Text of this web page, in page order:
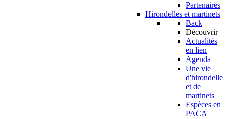
Partenaires
Hirondelles et martinets
Back
Découvrir
Actualités
en lien
Agenda
Une vie
d'hirondelle
et de
martinets
Espèces en
PACA